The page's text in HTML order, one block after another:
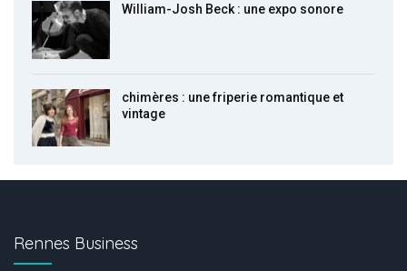
William-Josh Beck : une expo sonore
chimères : une friperie romantique et
vintage
Rennes Business